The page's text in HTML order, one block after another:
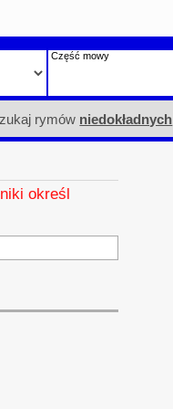
Część mowy
rymów niedokładnych
określ